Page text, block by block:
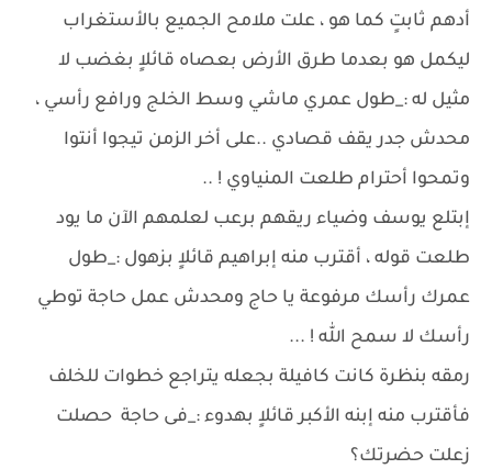
أدهم ثابتٍ كما هو ، علت ملامح الجميع بالأستغراب
ليكمل هو بعدما طرق الأرض بعصاه قائلاٍ بغضب لا
مثيل له :_طول عمري ماشي وسط الخلج ورافع رأسي ،
محدش جدر يقف قصادي ..على أخر الزمن تيجوا أنتوا
وتمحوا أحترام طلعت المنياوي ! ..
إبتلع يوسف وضياء ريقهم برعب لعلمهم الآن ما يود
طلعت قوله ، أقترب منه إبراهيم قائلاٍ بزهول :_طول
عمرك رأسك مرفوعة يا حاج ومحدش عمل حاجة توطي
رأسك لا سمح الله ! ...
رمقه بنظرة كانت كافيلة بجعله يتراجع خطوات للخلف
فأقترب منه إبنه الأكبر قائلاٍ بهدوء :_فى حاجة حصلت
زعلت حضرتك؟